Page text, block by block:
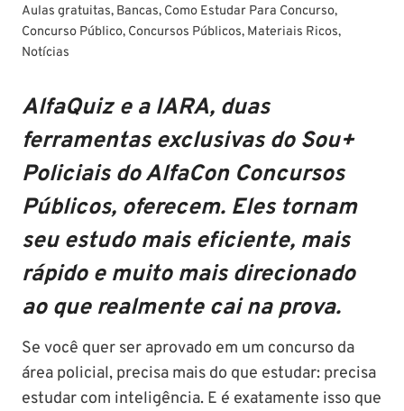
Aulas gratuitas, Bancas, Como Estudar Para Concurso,
Concurso Público, Concursos Públicos, Materiais Ricos,
Notícias
AlfaQuize a IARA, duas
ferramentas exclusivas do Sou+
Policiais do AlfaCon Concursos
Públicos, oferecem. Eles tornam
seu estudo mais eficiente, mais
rápido e muito mais direcionado
ao que realmente cai na prova.
Se você quer ser aprovado em um concurso da
área policial, precisa mais do que estudar: precisa
estudar com inteligência. E é exatamente isso que